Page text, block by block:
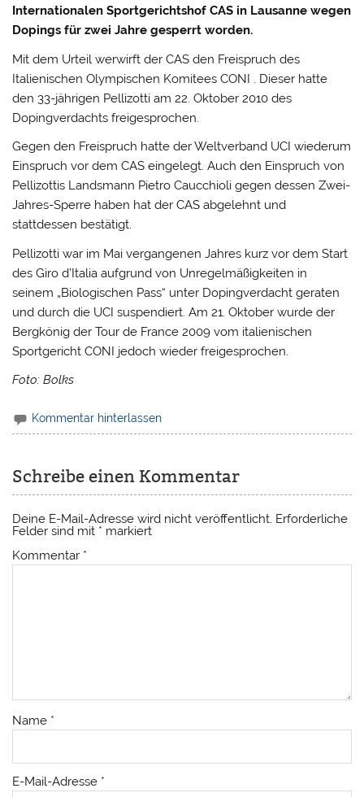
Internationalen Sportgerichtshof CAS in Lausanne wegen
Dopings für zwei Jahre gesperrt worden.
Mit dem Urteil werwirft der CAS den Freispruch des
Italienischen Olympischen Komitees CONI . Dieser hatte
den 33-jährigen Pellizotti am 22. Oktober 2010 des
Dopingverdachts freigesprochen.
Gegen den Freispruch hatte der Weltverband UCI wiederum
Einspruch vor dem CAS eingelegt. Auch den Einspruch von
Pellizottis Landsmann Pietro Caucchioli gegen dessen Zwei-
Jahres-Sperre haben hat der CAS abgelehnt und
stattdessen bestätigt.
Pellizotti war im Mai vergangenen Jahres kurz vor dem Start
des Giro d’Italia aufgrund von Unregelmäßigkeiten in
seinem „Biologischen Pass“ unter Dopingverdacht geraten
und durch die UCI suspendiert. Am 21. Oktober wurde der
Bergkönig der Tour de France 2009 vom italienischen
Sportgericht CONI jedoch wieder freigesprochen.
Foto: Bolks
Kommentar hinterlassen
Schreibe einen Kommentar
Deine E-Mail-Adresse wird nicht veröffentlicht. Erforderliche
Felder sind mit * markiert
Kommentar *
Name *
E-Mail-Adresse *